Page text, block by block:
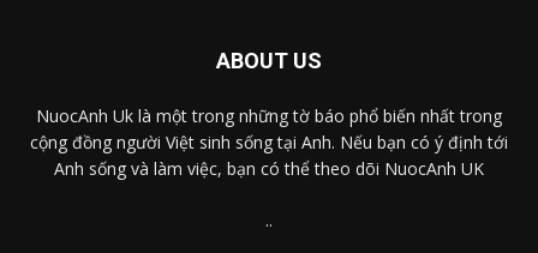
ABOUT US
NuocAnh Uk là một trong những tờ báo phổ biến nhất trong
cộng đồng người Việt sinh sống tại Anh. Nếu bạn có ý định tới
Anh sống và làm việc, bạn có thể theo dõi NuocAnh UK
..